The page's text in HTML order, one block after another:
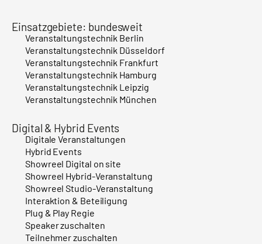
Einsatzgebiete: bundesweit
Veranstaltungstechnik Berlin
Veranstaltungstechnik Düsseldorf
Veranstaltungstechnik Frankfurt
Veranstaltungstechnik Hamburg
Veranstaltungstechnik Leipzig
Veranstaltungstechnik München
Digital & Hybrid Events
Digitale Veranstaltungen
Hybrid Events
Showreel Digital on site
Showreel Hybrid-Veranstaltung
Showreel Studio-Veranstaltung
Interaktion & Beteiligung
Plug & Play Regie
Speaker zuschalten
Teilnehmer zuschalten